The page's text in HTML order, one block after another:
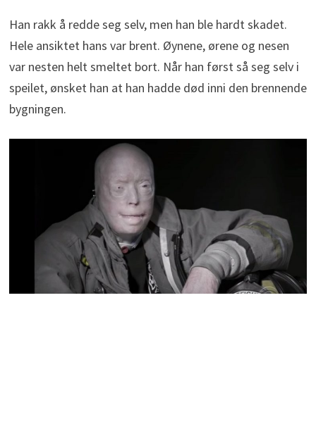
Han rakk å redde seg selv, men han ble hardt skadet.
Hele ansiktet hans var brent. Øynene, ørene og nesen
var nesten helt smeltet bort. Når han først så seg selv i
speilet, ønsket han at han hadde død inni den brennende
bygningen.